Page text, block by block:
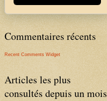
Commentaires récents
Recent Comments Widget
Articles les plus
consultés depuis un mois